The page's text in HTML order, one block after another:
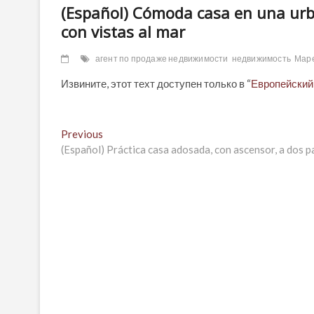
(Español) Cómoda casa en una
con vistas al mar
агент по продаже недвижимости недвижимость
Извините, этот техт доступен только в “
Навигация
по
Previous
post:
(Español) Práctica casa adosada, con ascensor, a dos